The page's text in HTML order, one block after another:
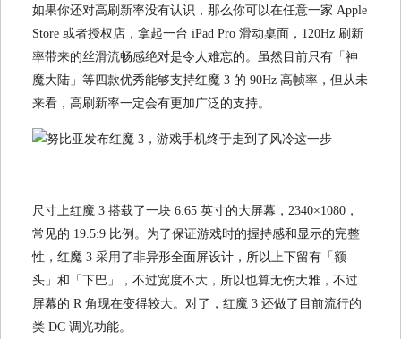
如果你还对高刷新率没有认识，那么你可以在任意一家 Apple
Store 或者授权店，拿起一台 iPad Pro 滑动桌面，120Hz 刷新
率带来的丝滑流畅感绝对是令人难忘的。虽然目前只有「神
魔大陆」等四款优秀能够支持红魔 3 的 90Hz 高帧率，但从未
来看，高刷新率一定会有更加广泛的支持。
尺寸上红魔 3 搭载了一块 6.65 英寸的大屏幕，2340×1080，
常见的 19.5:9 比例。为了保证游戏时的握持感和显示的完整
性，红魔 3 采用了非异形全面屏设计，所以上下留有「额
头」和「下巴」，不过宽度不大，所以也算无伤大雅，不过
屏幕的 R 角现在变得较大。对了，红魔 3 还做了目前流行的
类 DC 调光功能。